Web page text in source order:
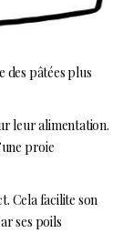
des pâtées plus
leur alimentation.
proie
Cela facilite son
ses poils